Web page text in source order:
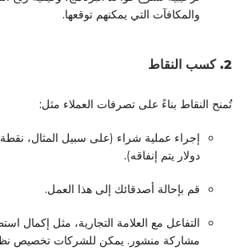
والمكافآت التي يمكنهم توقعها.
2. كسب النقاط
تُمنح النقاط بناءً على تصرفات العملاء مثل:
إجراء عملية شراء (على سبيل المثال،
دولار يتم إنفاقه).
قم بإحالة أصدقائك إلى هذا العمل.
التفاعل مع العلامة التجارية، مثل إكمال
مشاركة منشور. يمكن للشركات تخصيص